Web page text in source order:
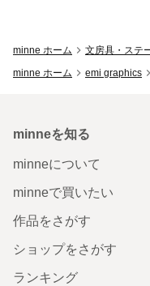
minne ホーム 文房具・ステ
minne ホーム
emi graphics
minneを知る
minneについて
minneで買いたい
作品をさがす
ショップをさがす
ランキング